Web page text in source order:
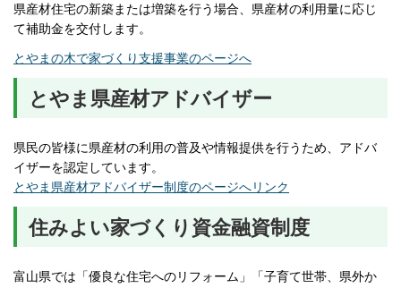
県産材住宅の新築または増築を行う場合、県産材の利用量に応じ
て補助金を交付します。
とやまの木で家づくり支援事業のページへ
とやま県産材アドバイザー
県民の皆様に県産材の利用の普及や情報提供を行うため、アドバ
イザーを認定しています。
とやま県産材アドバイザー制度のページへリンク
住みよい家づくり資金融資制度
富山県では「優良な住宅へのリフォーム」「子育て世帯、県外か